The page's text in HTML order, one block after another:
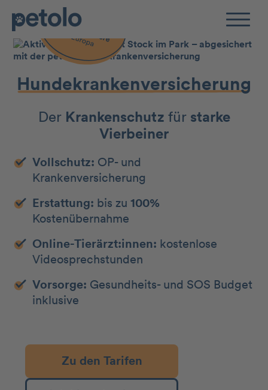
Zum Hauptinhalt
Hunde­kranken­­ver­sicherung
Der Kranken­schutz für starke
Vierbeiner
Vollschutz: OP- und
Krankenversicherung
Erstattung: bis zu100%
Kostenübernahme
Online-Tierärzt:innen: kostenlose
Videosprechstunden
Vorsorge: Gesundheits- und SOS Budget
inklusive
Zu den Tarifen